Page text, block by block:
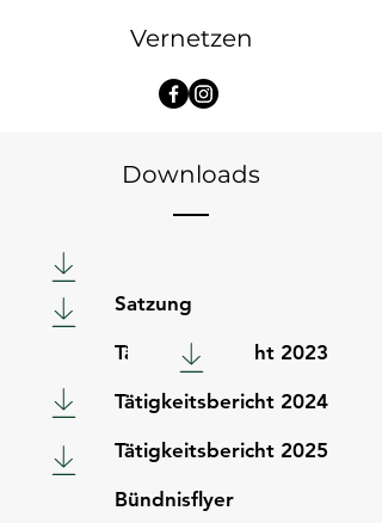
Vernetzen
Downloads
Satzung
Tätigkeitsbericht 2023
Tätigkeitsbericht 2024
Tätigkeitsbericht 2025
Bündnisflyer